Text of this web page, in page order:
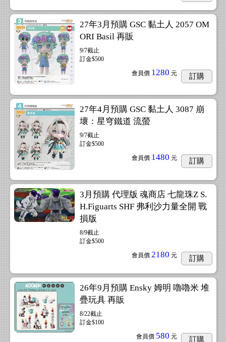
27年3月預購 GSC 黏土人 2057 OM
ORI Basil 再販
9/7截止
訂金$500
會員價 1280 元 訂購
27年4月預購 GSC 黏土人 3087 崩
壞：星穹鐵道 流螢
9/7截止
訂金$500
會員價 1480 元 訂購
3月預購 代理版 魂商店 七龍珠Z S.
H.Figuarts SHF 弗利沙力量全開 戰
損版
8/9截止
訂金$500
會員價 2180 元 訂購
26年9月預購 Ensky 姆明 嚕嚕米 堆
疊玩具 再販
8/22截止
訂金$100
會員價 580 元 訂購